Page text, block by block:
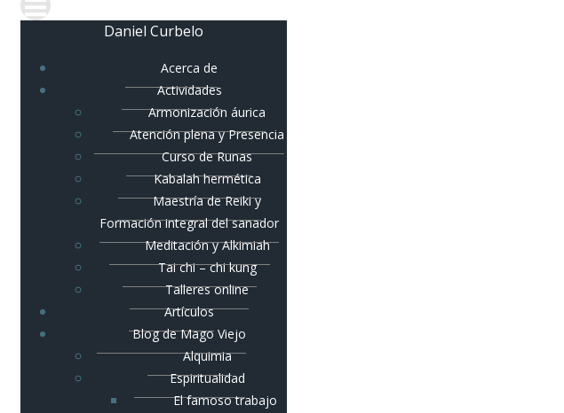
Daniel Curbelo
Acerca de
Actividades
Armonización áurica
Atención plena y Presencia
Curso de Runas
Kabalah hermética
Maestría de Reiki y
Formación integral del sanador
Meditación y Alkimiah
Tai chi – chi kung
Talleres online
Artículos
Blog de Mago Viejo
Alquimia
Espiritualidad
El famoso trabajo